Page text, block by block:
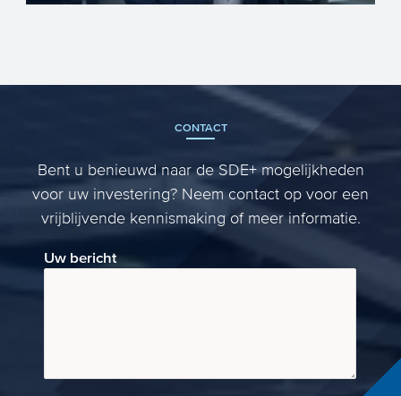
CONTACT
Bent u benieuwd naar de SDE+ mogelijkheden
voor uw investering? Neem contact op voor een
vrijblijvende kennismaking of meer informatie.
Uw bericht